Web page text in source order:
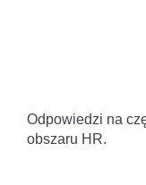
Odpowiedzi na
obszaru HR.